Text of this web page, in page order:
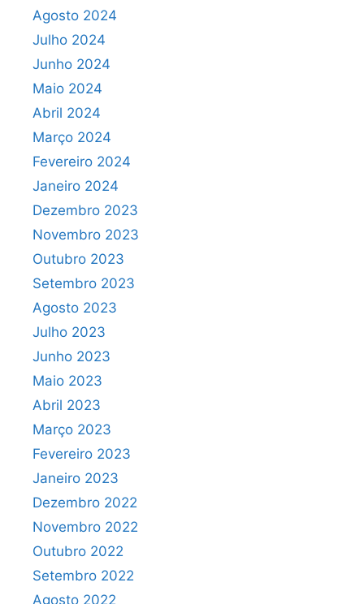
Agosto 2024
Julho 2024
Junho 2024
Maio 2024
Abril 2024
Março 2024
Fevereiro 2024
Janeiro 2024
Dezembro 2023
Novembro 2023
Outubro 2023
Setembro 2023
Agosto 2023
Julho 2023
Junho 2023
Maio 2023
Abril 2023
Março 2023
Fevereiro 2023
Janeiro 2023
Dezembro 2022
Novembro 2022
Outubro 2022
Setembro 2022
Agosto 2022